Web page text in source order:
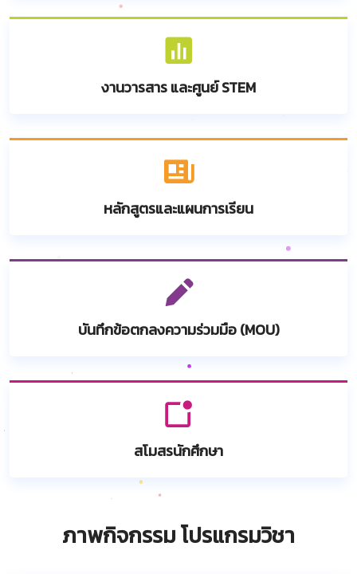
งานวารสาร และศูนย์ STEM
หลักสูตรและแผนการเรียน
บันทึกข้อตกลงความร่วมมือ (MOU)
สโมสรนักศึกษา
ภาพกิจกรรม โปรแกรมวิชา